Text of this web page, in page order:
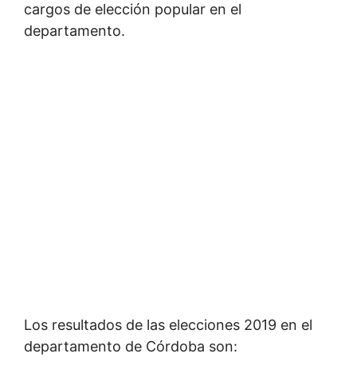
cargos de elección popular en el
departamento.
Los resultados de las elecciones 2019 en el
departamento de Córdoba son: